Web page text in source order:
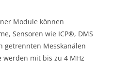
Module können
Sensoren wie ICP®, DMS
getrennten Messkanälen
werden mit bis zu 4 MHz